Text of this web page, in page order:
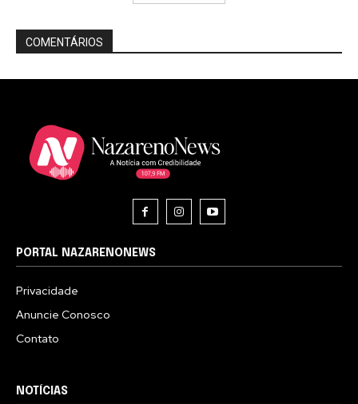
COMENTÁRIOS
PORTAL NAZARENONEWS
Privacidade
Anuncie Conosco
Contato
NOTÍCIAS